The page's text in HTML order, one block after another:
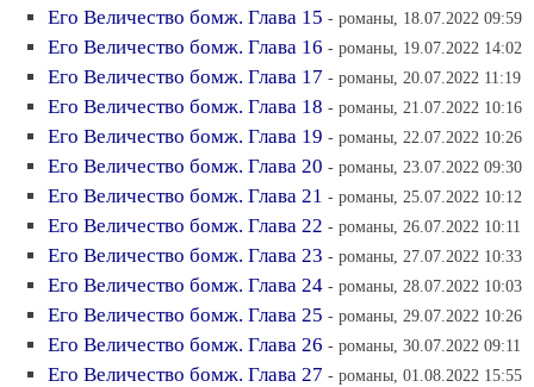
Его Величество бомж. Глава 15 - романы, 18.07.2022 09:59
Его Величество бомж. Глава 16 - романы, 19.07.2022 14:02
Его Величество бомж. Глава 17 - романы, 20.07.2022 11:19
Его Величество бомж. Глава 18 - романы, 21.07.2022 10:16
Его Величество бомж. Глава 19 - романы, 22.07.2022 10:26
Его Величество бомж. Глава 20 - романы, 23.07.2022 09:30
Его Величество бомж. Глава 21 - романы, 25.07.2022 10:12
Его Величество бомж. Глава 22 - романы, 26.07.2022 10:11
Его Величество бомж. Глава 23 - романы, 27.07.2022 10:33
Его Величество бомж. Глава 24 - романы, 28.07.2022 10:03
Его Величество бомж. Глава 25 - романы, 29.07.2022 10:26
Его Величество бомж. Глава 26 - романы, 30.07.2022 09:11
Его Величество бомж. Глава 27 - романы, 01.08.2022 15:55